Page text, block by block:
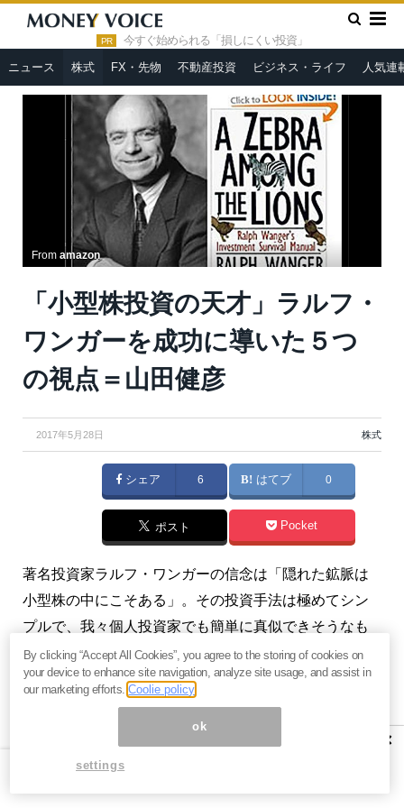
PR 今すぐ始められる「損しにくい投資」
ニュース 株式 FX・先物 不動産投資 ビジネス・ライフ 人気連
HOME » 株式 »
「小型株投資の天才」ラルフ・ワンガーを成功
に導いた５つの視点＝山田健彦
From amazon
「小型株投資の天才」ラルフ・
ワンガーを成功に導いた５つ
の視点＝山田健彦
2017年5月28日 株式
シェア 6 はてブ 0
ポスト Pocket
著名投資家ラルフ・ワンガーの信念は「隠れた鉱脈は
小型株の中にこそある」。その投資手法は極めてシン
プルで、我々個人投資家でも簡単に真似できそうなも
のです。（『資産1億円への道』山田健彦）
「ワンガー流」で分析すれば今の
日本市場にも成長株がいっぱい？
×
By clicking “Accept All Cookies”, you agree to the storing of cookies on
your device to enhance site navigation, analyze site usage, and assist in
our marketing efforts.Coolie policy
ok
settings